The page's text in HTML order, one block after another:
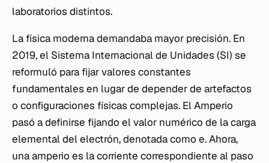
laboratorios distintos.
La física moderna demandaba mayor precisión. En
2019, el Sistema Internacional de Unidades (SI) se
reformuló para fijar valores constantes
fundamentales en lugar de depender de artefactos
o configuraciones físicas complejas. El Amperio
pasó a definirse fijando el valor numérico de la carga
elemental del electrón, denotada como e. Ahora,
una amperio es la corriente correspondiente al paso